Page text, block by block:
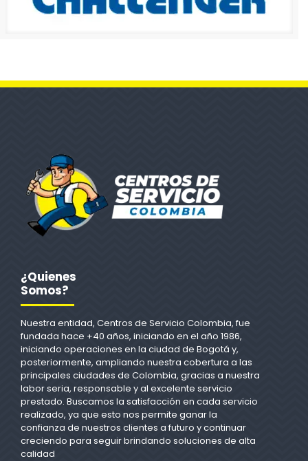
¿Quienes
Somos?
Nuestra entidad, Centros de Servicio Colombia, fue
fundada hace +40 años, iniciando en el año 1986,
iniciando operaciones en la ciudad de Bogotá y,
posteriormente, ampliando nuestra cobertura a las
principales ciudades de Colombia, gracias a nuestra
labor seria, responsable y al excelente servicio
prestado. Buscamos la satisfacción en cada servicio
realizado, ya que esto nos permite ganar la
confianza de nuestros clientes a futuro y continuar
creciendo para seguir brindando soluciones de alta
calidad